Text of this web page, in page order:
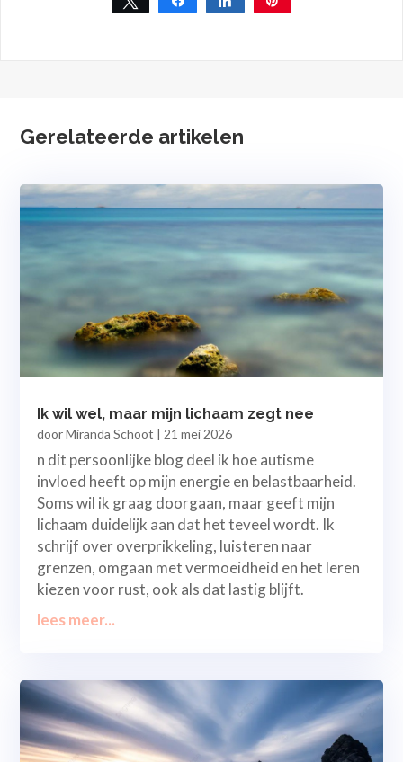
Gerelateerde artikelen
Ik wil wel, maar mijn lichaam zegt nee
doorMiranda Schoot | 21 mei 2026
n dit persoonlijke blog deel ik hoe autisme
invloed heeft op mijn energie en belastbaarheid.
Soms wil ik graag doorgaan, maar geeft mijn
lichaam duidelijk aan dat het teveel wordt. Ik
schrijf over overprikkeling, luisteren naar
grenzen, omgaan met vermoeidheid en het leren
kiezen voor rust, ook als dat lastig blijft.
lees meer...